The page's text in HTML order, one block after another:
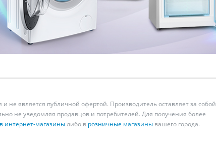
является публичной офертой. Производитель оставляет за собой
не уведомляя продавцов и потребителей. Для получения более
в интернет-магазинылибо в розничные магазинывашего города.